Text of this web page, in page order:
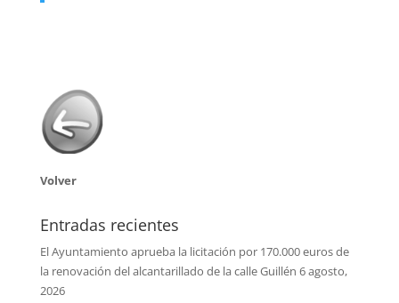
Volver
Entradas recientes
El Ayuntamiento aprueba la licitación por 170.000 euros de
la renovación del alcantarillado de la calle Guillén 6 agosto,
2026